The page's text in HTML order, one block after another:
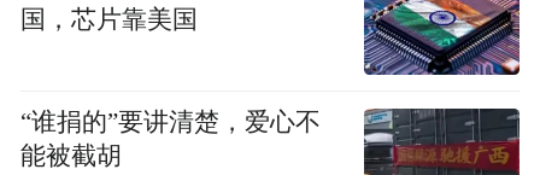
国，芯片靠美国
“谁捐的”要讲清楚，爱心不
能被截胡